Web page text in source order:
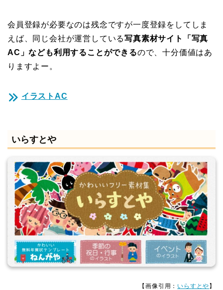
会員登録が必要なのは残念ですが一度登録をしてしま
えば、同じ会社が運営している写真素材サイト「写真
AC」なども利用することができるので、十分価値はあ
りますよー。
イラストAC
いらすとや
【画像引用： いらすとや】